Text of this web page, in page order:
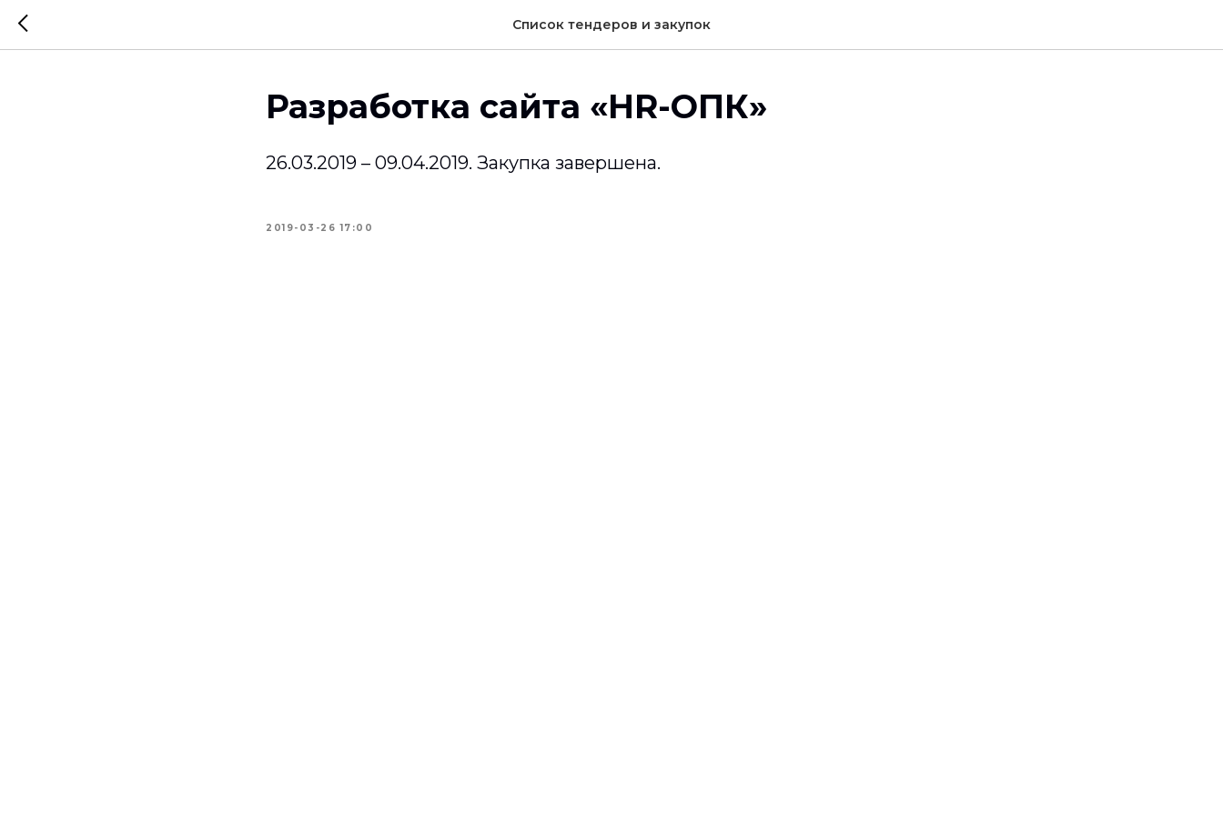
Список тендеров и закупок
Разработка сайта «HR-ОПК»
26.03.2019 – 09.04.2019. Закупка завершена.
2019-03-26 17:00